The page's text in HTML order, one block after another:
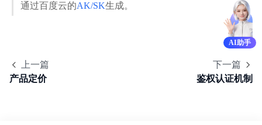
通过百度云的AK/SK生成。
上一篇
产品定价
下一篇
鉴权认证机制
AI助手